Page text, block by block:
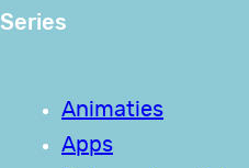
Series
Animaties
Apps